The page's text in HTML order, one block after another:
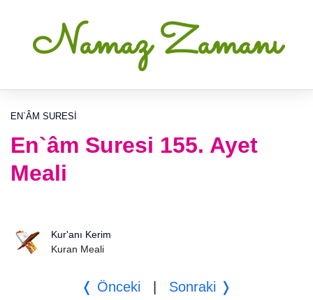
Namaz Zamanı
EN`ÂM SURESI
En`âm Suresi 155. Ayet
Meali
Kur'anı Kerim
Kuran Meali
❬ Önceki Sonraki ❭